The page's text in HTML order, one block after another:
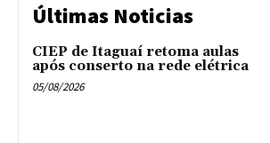
Últimas Noticias
CIEP de Itaguaí retoma aulas
após conserto na rede elétrica
05/08/2026